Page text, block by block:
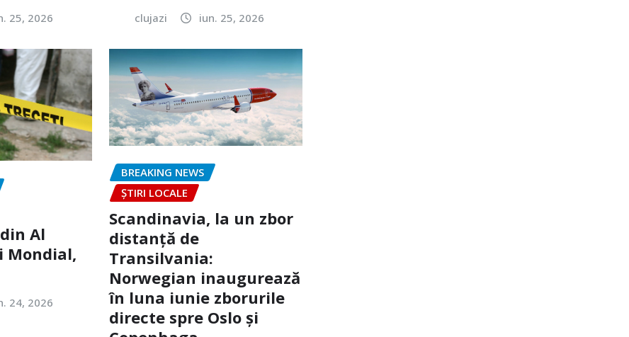
25, 2026 clujazi iun. 25, 2026
Al
Mondial,
24, 2026
BREAKING NEWS
ȘTIRI LOCALE
Scandinavia, la un zbor
distanță de
Transilvania:
Norwegian inaugurează
în luna iunie zborurile
directe spre Oslo și